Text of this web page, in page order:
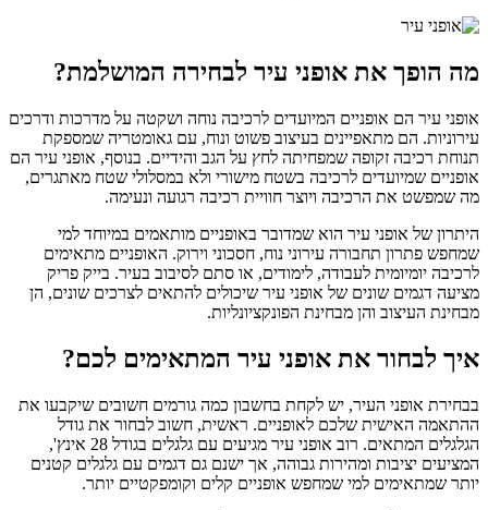
מה הופך את אופני עיר לבחירה המושלמת?
אופני עיר הם אופניים המיועדים לרכיבה נוחה ושקטה על מדרכות ודרכים
עירוניות. הם מתאפיינים בעיצוב פשוט ונוח, עם גאומטריה שמספקת
תנוחת רכיבה זקופה שמפחיתה לחץ על הגב והידיים. בנוסף, אופני עיר הם
אופניים שמיועדים לרכיבה בשטח מישורי ולא במסלולי שטח מאתגרים,
מה שמפשט את הרכיבה ויוצר חוויית רכיבה רגועה ונעימה.
היתרון של אופני עיר הוא שמדובר באופניים מותאמים במיוחד למי
שמחפש פתרון תחבורה עירוני נוח, חסכוני וירוק. האופניים מתאימים
לרכיבה יומיומית לעבודה, לימודים, או סתם לסיבוב בעיר. בייק פריק
מציעה דגמים שונים של אופני עיר שיכולים להתאים לצרכים שונים, הן
מבחינת העיצוב והן מבחינת הפונקציונליות.
איך לבחור את אופני עיר המתאימים לכם?
בבחירת אופני העיר, יש לקחת בחשבון כמה גורמים חשובים שיקבעו את
ההתאמה האישית שלכם לאופניים. ראשית, חשוב לבחור את גודל
הגלגלים המתאים. רוב אופני עיר מגיעים עם גלגלים בגודל 28 אינץ',
המציעים יציבות ומהירות גבוהה, אך ישנם גם דגמים עם גלגלים קטנים
יותר שמתאימים למי שמחפש אופניים קלים וקומפקטיים יותר.